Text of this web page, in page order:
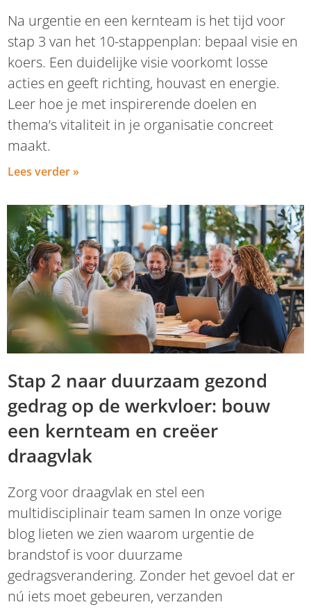
Na urgentie en een kernteam is het tijd voor
stap 3 van het 10-stappenplan: bepaal visie en
koers. Een duidelijke visie voorkomt losse
acties en geeft richting, houvast en energie.
Leer hoe je met inspirerende doelen en
thema’s vitaliteit in je organisatie concreet
maakt.
Lees verder »
Stap 2 naar duurzaam gezond
gedrag op de werkvloer: bouw
een kernteam en creëer
draagvlak
Zorg voor draagvlak en stel een
multidisciplinair team samen In onze vorige
blog lieten we zien waarom urgentie de
brandstof is voor duurzame
gedragsverandering. Zonder het gevoel dat er
nú iets moet gebeuren, verzanden